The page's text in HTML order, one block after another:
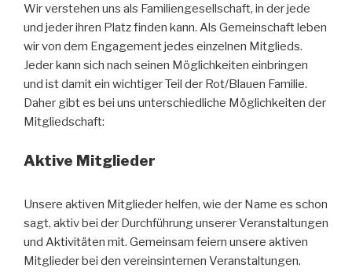
Wir verstehen uns als Familiengesellschaft, in der jede
und jeder ihren Platz finden kann. Als Gemeinschaft leben
wir von dem Engagement jedes einzelnen Mitglieds.
Jeder kann sich nach seinen Möglichkeiten einbringen
und ist damit ein wichtiger Teil der Rot/Blauen Familie.
Daher gibt es bei uns unterschiedliche Möglichkeiten der
Mitgliedschaft:
Aktive Mitglieder
Unsere aktiven Mitglieder helfen, wie der Name es schon
sagt, aktiv bei der Durchführung unserer Veranstaltungen
und Aktivitäten mit. Gemeinsam feiern unsere aktiven
Mitglieder bei den vereinsinternen Veranstaltungen.